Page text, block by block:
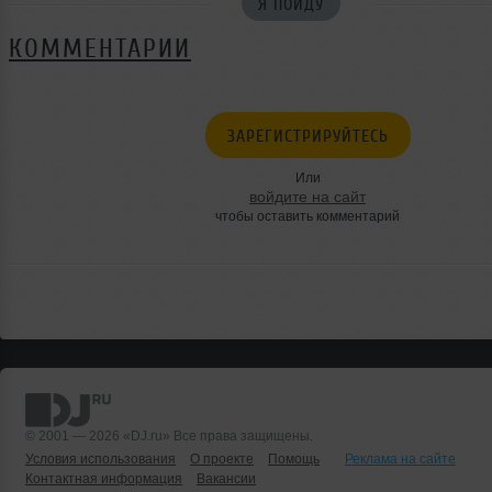
КОММЕНТАРИИ
ЗАРЕГИСТРИРУЙТЕСЬ
Или
войдите на сайт
чтобы оставить комментарий
© 2001 — 2026 «DJ.ru» Все права защищены.
Условия использования
О проекте Помощь
Реклама на сайте
Контактная информация
Вакансии